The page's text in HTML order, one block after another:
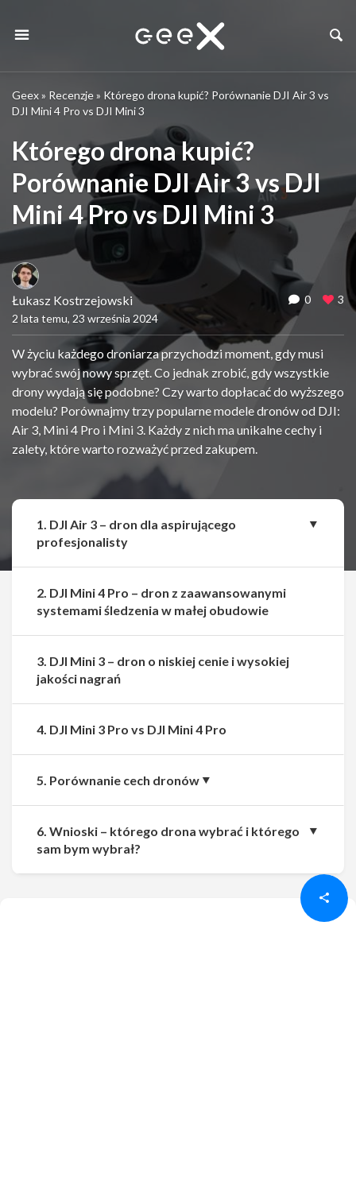
Geex» Recenzje» Którego drona kupić? Porównanie DJI Air 3 vs
DJI Mini 4 Pro vs DJI Mini 3
Którego drona kupić?
Porównanie DJI Air 3 vs DJI
Mini 4 Pro vs DJI Mini 3
Łukasz Kostrzejowski
2 lata temu, 23 września 2024
0 3
W życiu każdego droniarza przychodzi moment, gdy musi
wybrać swój nowy sprzęt. Co jednak zrobić, gdy wszystkie
drony wydają się podobne? Czy warto dopłacać do wyższego
modelu? Porównajmy trzy popularne modele dronów od DJI:
Air 3, Mini 4 Pro i Mini 3. Każdy z nich ma unikalne cechy i
zalety, które warto rozważyć przed zakupem.
Udostępnij
1. DJI Air 3 – dron dla aspirującego
profesjonalisty
2. DJI Mini 4 Pro – dron z zaawansowanymi
systemami śledzenia w małej obudowie
3. DJI Mini 3 – dron o niskiej cenie i wysokiej
jakości nagrań
4. DJI Mini 3 Pro vs DJI Mini 4 Pro
5. Porównanie cech dronów
6. Wnioski – którego drona wybrać i którego
sam bym wybrał?